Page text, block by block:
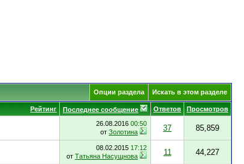
Опции раздела Искать в этом разделе
Рейтинг Последнее сообщение Ответов Просмотров
26.08.2016 00:50
от Золотина 37 85,859
08.02.2015 17:12
от Татьяна Насущнова 11 44,227